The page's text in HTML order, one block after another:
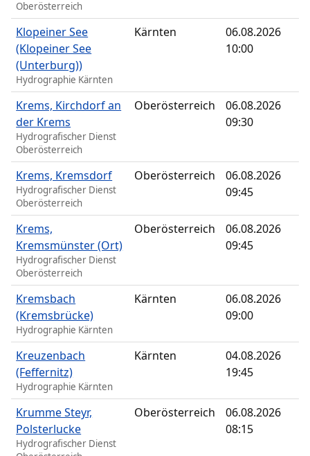
Oberösterreich
Klopeiner See
(Klopeiner See
(Unterburg))
Hydrographie Kärnten
Kärnten
06.08.2026
10:00
Krems, Kirchdorf an
der Krems
Hydrografischer Dienst
Oberösterreich
Oberösterreich
06.08.2026
09:30
Krems, Kremsdorf
Hydrografischer Dienst
Oberösterreich
Oberösterreich
06.08.2026
09:45
Krems,
Kremsmünster (Ort)
Hydrografischer Dienst
Oberösterreich
Oberösterreich
06.08.2026
09:45
Kremsbach
(Kremsbrücke)
Hydrographie Kärnten
Kärnten
06.08.2026
09:00
Kreuzenbach
(Feffernitz)
Hydrographie Kärnten
Kärnten
04.08.2026
19:45
Krumme Steyr,
Polsterlucke
Hydrografischer Dienst
Oberösterreich
06.08.2026
08:15